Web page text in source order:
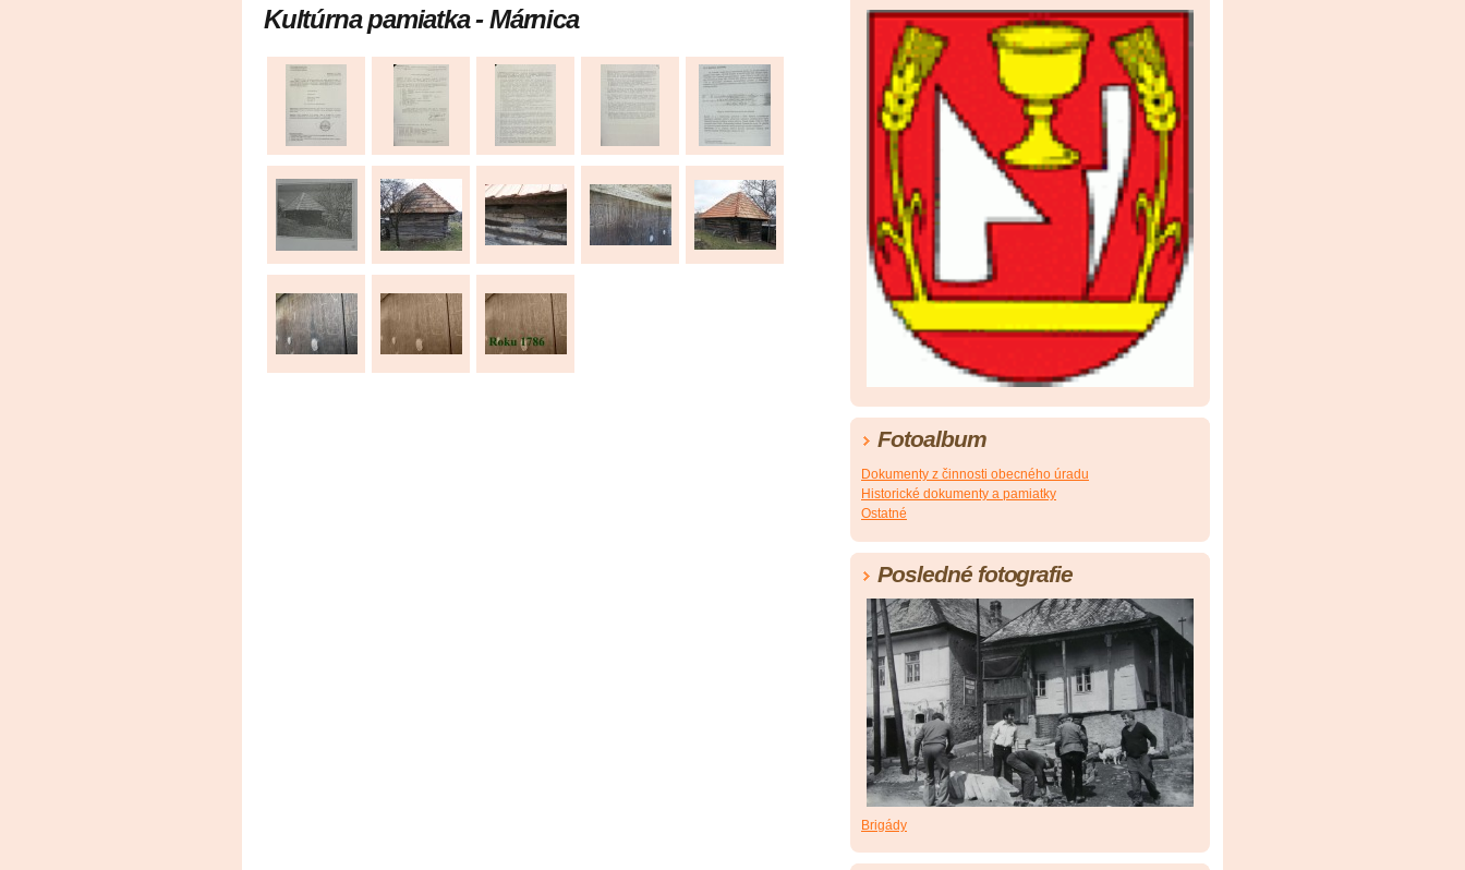
Kultúrna pamiatka - Márnica
Fotoalbum
Dokumenty z činnosti obecného úradu
Historické dokumenty a pamiatky
Ostatné
Posledné fotografie
Brigády